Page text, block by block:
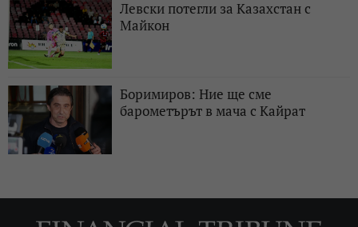
Левски потегли за Казахстан с
Майкон
Боримиров: Ние ще сме
барометърът в мача с Кайрат